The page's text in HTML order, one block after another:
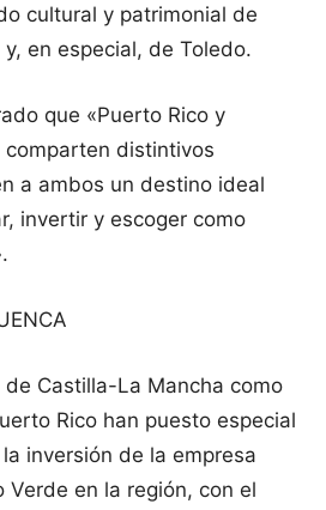
cultural y patrimonial de
en especial, de Toledo.
que «Puerto Rico y
distintivos
a ambos un destino ideal
invertir y escoger como
Castilla-La Mancha como
Rico han puesto especial
inversión de la empresa
Verde en la región, con el